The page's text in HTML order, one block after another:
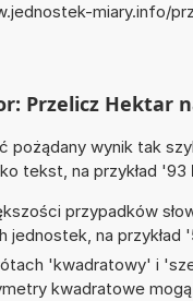
miary.info/
Przelicz Hektar
pożądany wynik tak
tekst, na przykład '93
przypadków
jednostek, na przykład
'kwadratowy' i
kwadratowe